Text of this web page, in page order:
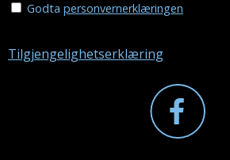
Godta personvernerklæringen
Tilgjengelighetserklæring